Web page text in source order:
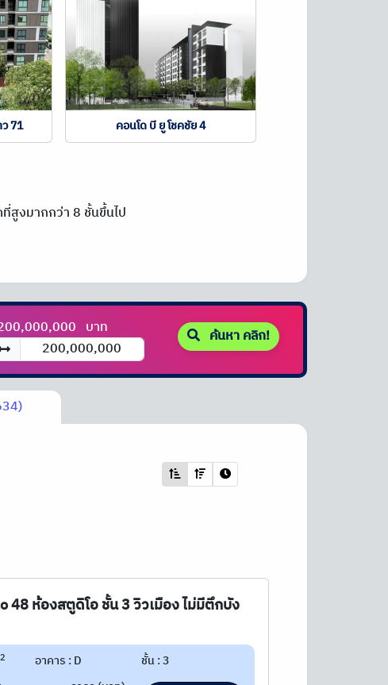
71 คอนโด บี ยู โชคชัย 4
สูงมากกว่า 8 ชั้นขึ้นไป
บาท ค้นหา คลิก!
48 ห้องสตูดิโอ ชั้น 3 วิวเมือง ไม่มีตึกบัง
2 อาคาร : D
ชั้น : 3